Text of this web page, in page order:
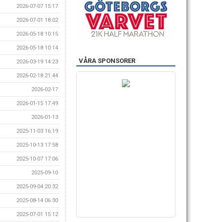
2026-07-07 15:17
2026-07-01 18:02
2026-05-18 10:15
2026-05-18 10:14
2026-03-19 14:23
2026-02-18 21:44
2026-02-17
2026-01-15 17:49
2026-01-13
2025-11-03 16:19
2025-10-13 17:58
2025-10-07 17:06
2025-09-10
2025-09-04 20:32
2025-08-14 06:30
2025-07-01 15:12
VÅRA SPONSORER